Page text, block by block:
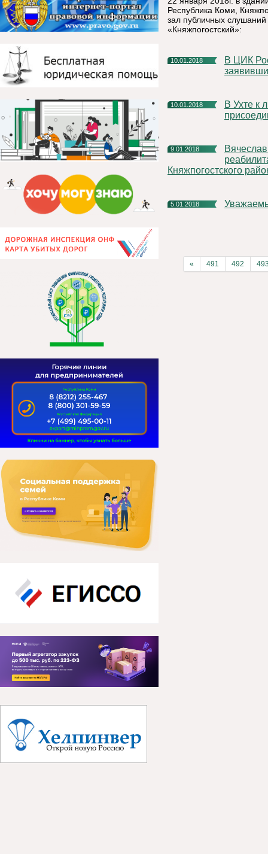
Республика Коми,
зал публичных
«Княжпогостский»:
10.01.2018
В ЦИК России завершился прием документов от граждан,
10.01.2018
В Ухте к лыжным новогодним каникулам РУСАЛа
9.01.2018
Вячеслав Ивочкин поздравил воспитанников Социально-
Княжпогостского
5.01.2018
« 491 492